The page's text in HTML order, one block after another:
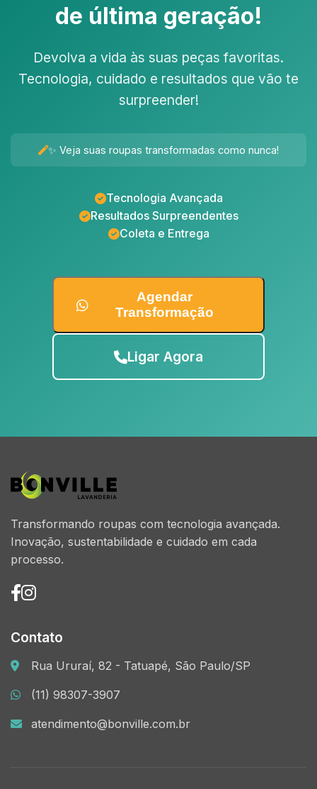
de última geração!
Devolva a vida às suas peças favoritas.
Tecnologia, cuidado e resultados que vão te
surpreender!
✨ Veja suas roupas transformadas como nunca!
Tecnologia Avançada
Resultados Surpreendentes
Coleta e Entrega
Agendar
Transformação
Ligar Agora
Transformando roupas com tecnologia avançada.
Inovação, sustentabilidade e cuidado em cada
processo.
Contato
Rua Ururaí, 82 - Tatuapé, São Paulo/SP
(11) 98307-3907
atendimento@bonville.com.br